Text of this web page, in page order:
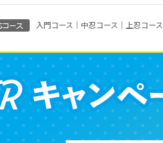
入門コース｜中忍コース｜上忍コース